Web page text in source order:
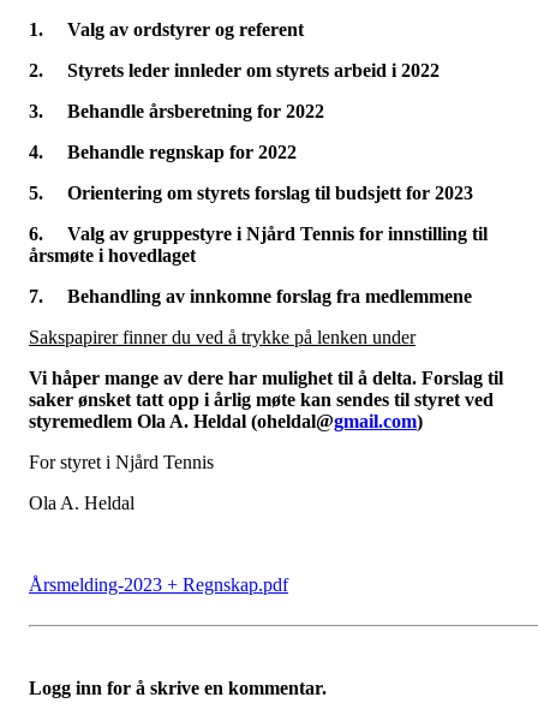
1.
Valg av ordstyrer og referent
2.
Styrets leder innleder om styrets arbeid i 2022
3.
Behandle årsberetning for 2022
4.
Behandle regnskap for 2022
5.
Orientering om styrets forslag til budsjett for 2023
6.
Valg av gruppestyre i Njård Tennis for innstilling til
årsmøte i hovedlaget
7.
Behandling av innkomne forslag fra medlemmene
Sakspapirer finner du ved å trykke på lenken under
Vi håper mange av dere har mulighet til å delta. Forslag til
saker ønsket tatt opp i årlig møte kan sendes til styret ved
styremedlem Ola A. Heldal (oheldal@gmail.com)
For styret i Njård Tennis
Ola A. Heldal
Årsmelding-2023 + Regnskap.pdf
Logg inn for å skrive en kommentar.